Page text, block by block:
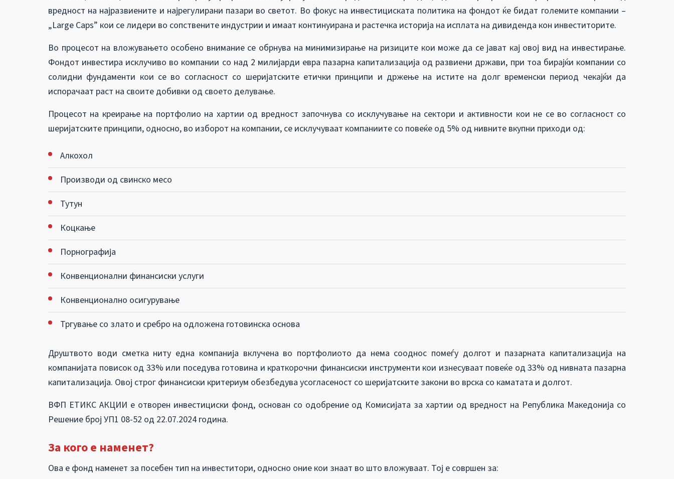
вредност на најразвиените и најрегулирани пазари во светот. Во фокус на инвестициската политика на фондот ќе бидат големите компании –
„Large Caps” кои се лидери во сопствените индустрии и имаат континуирана и растечка историја на исплата на дивиденда кон инвеститорите.
Во процесот на вложувањето особено внимание се обрнува на минимизирање на ризиците кои може да се јават кај овој вид на инвестирање.
Фондот инвестира исклучиво во компании со над 2 милијарди евра пазарна капитализација од развиени држави, при тоа бирајќи компании со
солидни фундаменти кои се во согласност со шеријатските етички принципи и држење на истите на долг временски период чекајќи да
испорачаат раст на своите добивки од своето делување.
Процесот на креирање на портфолио на хартии од вредност започнува со исклучување на сектори и активности кои не се во согласност со
шеријатските принципи, односно, во изборот на компании, се исклучуваат компаниите со повеќе од 5% од нивните вкупни приходи од:
Алкохол
Производи од свинско месо
Тутун
Коцкање
Порнографија
Конвенционални финансиски услуги
Конвенционално осигурување
Тргување со злато и сребро на одложена готовинска основа
Друштвото води сметка ниту една компанија вклучена во портфолиото да нема сооднос помеѓу долгот и пазарната капитализација на
компанијата повисок од 33% или поседува готовина и краткорочни финансиски инструменти кои изнесуваат повеќе од 33% од нивната пазарна
капитализација. Овој строг финансиски критериум обезбедува усогласеност со шеријатските закони во врска со каматата и долгот.
ВФП ЕТИКС АКЦИИ е отворен инвестициски фонд, основан со одобрение од Комисијата за хартии од вредност на Република Македонија со
Решение број УП1 08-52 од 22.07.2024 година.
За кого е наменет?
Ова е фонд наменет за посебен тип на инвеститори, односно оние кои знаат во што вложуваат. Тој е совршен за: